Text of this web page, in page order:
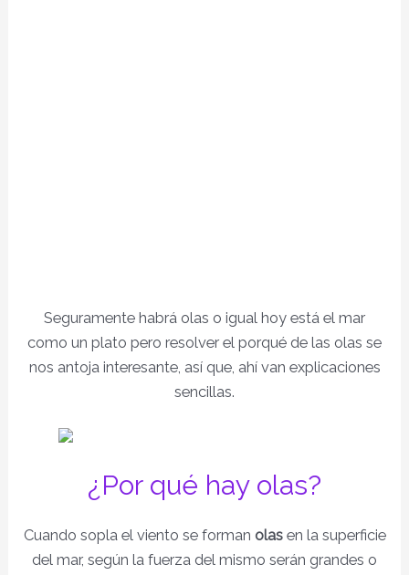
Seguramente habrá olas o igual hoy está el mar
como un plato pero resolver el porqué de las olas se
nos antoja interesante, así que, ahí van explicaciones
sencillas.
¿Por qué hay olas?
Cuando sopla el viento se forman olasen la superficie
del mar, según la fuerza del mismo serán grandes o